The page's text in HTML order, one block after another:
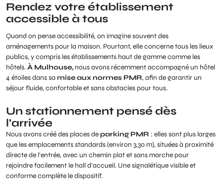
Rendez votre établissement
accessible à tous
Quand on pense accessibilité, on imagine souvent des
aménagements pour la maison. Pourtant, elle concerne tous les lieux
publics, y compris les établissements haut de gamme comme les
hôtels.À Mulhouse, nous avons récemment accompagné un hôtel
4 étoiles dans sa mise aux normes PMR, afin de garantir un
séjour fluide, confortable et sans obstacles pour tous.
Un stationnement pensé dès
l’arrivée
Nous avons créé des places deparking PMR : elles sont plus larges
que les emplacements standards (environ 3,30 m), situées à proximité
directe de l’entrée, avec un chemin plat et sans marche pour
rejoindre facilement le hall d’accueil. Une signalétique visible et
conforme complète le dispositif.